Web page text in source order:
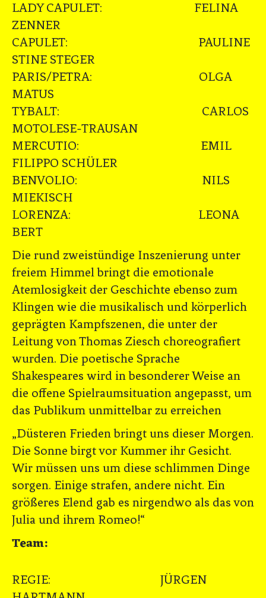
LADY CAPULET: FELINA
ZENNER
CAPULET: PAULINE
STINE STEGER
PARIS/PETRA: OLGA
MATUS
TYBALT: CARLOS
MOTOLESE-TRAUSAN
MERCUTIO: EMIL
FILIPPO SCHÜLER
BENVOLIO: NILS
MIEKISCH
LORENZA: LEONA
BERT
Die rund zweistündige Inszenierung unter
freiem Himmel bringt die emotionale
Atemlosigkeit der Geschichte ebenso zum
Klingen wie die musikalisch und körperlich
geprägten Kampfszenen, die unter der
Leitung von Thomas Ziesch choreografiert
wurden. Die poetische Sprache
Shakespeares wird in besonderer Weise an
die offene Spielraumsituation angepasst, um
das Publikum unmittelbar zu erreichen
„Düsteren Frieden bringt uns dieser Morgen.
Die Sonne birgt vor Kummer ihr Gesicht.
Wir müssen uns um diese schlimmen Dinge
sorgen. Einige strafen, andere nicht. Ein
größeres Elend gab es nirgendwo als das von
Julia und ihrem Romeo!“
Team:
REGIE: JÜRGEN